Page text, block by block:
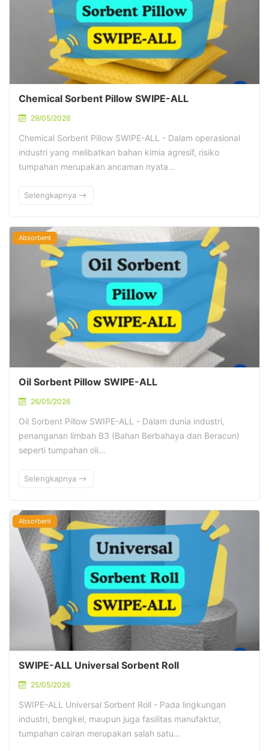
Chemical Sorbent Pillow SWIPE-ALL
29/05/2026
Chemical Sorbent Pillow SWIPE-ALL - Dalam operasional
industri yang melibatkan bahan kimia agresif, risiko
tumpahan merupakan ancaman nyata…
Selengkapnya
Absorbent
Oil Sorbent Pillow SWIPE-ALL
26/05/2026
Oil Sorbent Pillow SWIPE-ALL - Dalam dunia industri,
penanganan limbah B3 (Bahan Berbahaya dan Beracun)
seperti tumpahan oli…
Selengkapnya
Absorbent
SWIPE-ALL Universal Sorbent Roll
25/05/2026
SWIPE-ALL Universal Sorbent Roll - Pada lingkungan
industri, bengkel, maupun juga fasilitas manufaktur,
tumpahan cairan merupakan salah satu…